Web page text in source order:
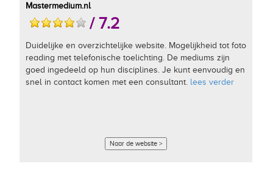
Mastermedium.nl
/ 7.2
Duidelijke en overzichtelijke website. Mogelijkheid tot foto
reading met telefonische toelichting. De mediums zijn
goed ingedeeld op hun disciplines. Je kunt eenvoudig en
snel in contact komen met een consultant. lees verder
Naar de website >